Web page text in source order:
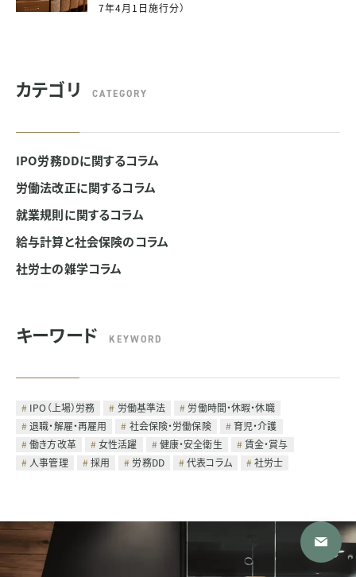
7年4月1日施行分）
カテゴリ CATEGORY
IPO労務DDに関するコラム
労働法改正に関するコラム
就業規則に関するコラム
給与計算と社会保険のコラム
社労士の雑学コラム
キーワード KEYWORD
IPO（上場）労務 労働基準法
労働時間・休暇・休職
退職・解雇・再雇用
社会保険・労働保険
育児・介護
働き方改革
女性活躍 健康・安全衛生
賃金・賞与
人事管理
採用 労務DD 代表コラム 社労士